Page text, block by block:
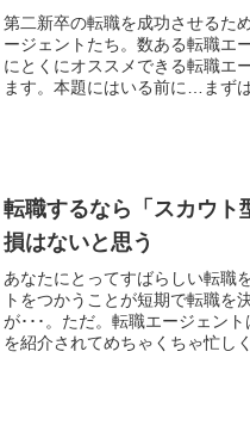
第二新卒の転職を成功させるた
ージェントたち。数ある転職エ
にとくにオススメできる転職エ
ます。本題にはいる前に…まず
転職するなら「スカウト
損はないと思う
あなたにとってすばらしい転職
トをつかうことが短期で転職を
が･･･。ただ。転職エージェン
を紹介されてめちゃくちゃ忙し